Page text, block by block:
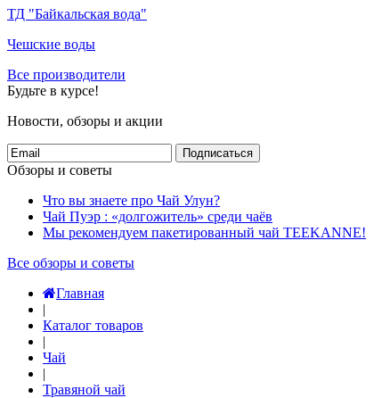
ТД "Байкальская вода"
Чешские воды
Все производители
Будьте в курсе!
Новости, обзоры и акции
Подписаться
Обзоры и советы
Что вы знаете про Чай Улун?
Чай Пуэр : «долгожитель» среди чаёв
Мы рекомендуем пакетированный чай TEEKANNE!
Все обзоры и советы
Главная
|
Каталог товаров
|
Чай
|
Травяной чай